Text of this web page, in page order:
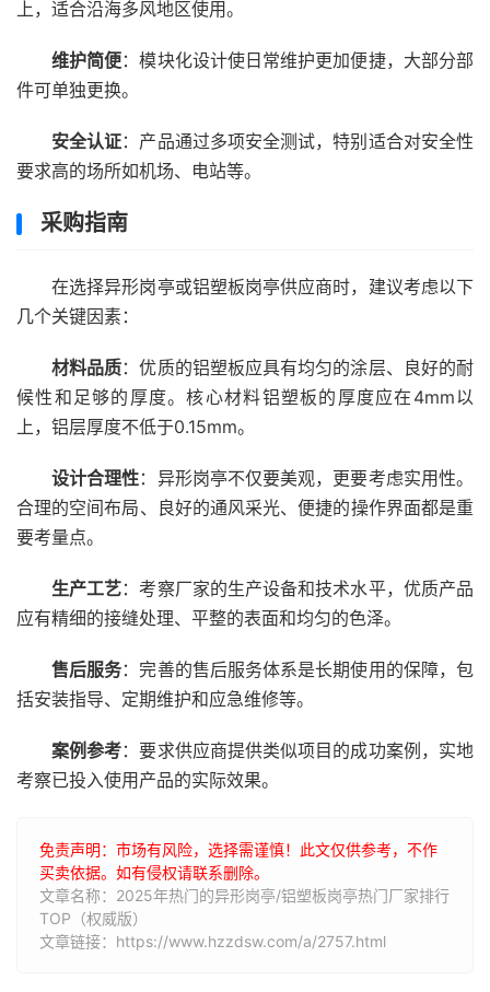
上，适合沿海多风地区使用。
维护简便：模块化设计使日常维护更加便捷，大部分部
件可单独更换。
安全认证：产品通过多项安全测试，特别适合对安全性
要求高的场所如机场、电站等。
采购指南
在选择异形岗亭或铝塑板岗亭供应商时，建议考虑以下
几个关键因素：
材料品质：优质的铝塑板应具有均匀的涂层、良好的耐
候性和足够的厚度。核心材料铝塑板的厚度应在4mm以
上，铝层厚度不低于0.15mm。
设计合理性：异形岗亭不仅要美观，更要考虑实用性。
合理的空间布局、良好的通风采光、便捷的操作界面都是重
要考量点。
生产工艺：考察厂家的生产设备和技术水平，优质产品
应有精细的接缝处理、平整的表面和均匀的色泽。
售后服务：完善的售后服务体系是长期使用的保障，包
括安装指导、定期维护和应急维修等。
案例参考：要求供应商提供类似项目的成功案例，实地
考察已投入使用产品的实际效果。
免责声明：市场有风险，选择需谨慎！此文仅供参考，不作
买卖依据。如有侵权请联系删除。
文章名称：2025年热门的异形岗亭/铝塑板岗亭热门厂家排行
TOP（权威版）
文章链接：https://www.hzzdsw.com/a/2757.html